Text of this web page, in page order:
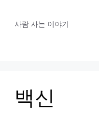
사람 사는 이야기
백신